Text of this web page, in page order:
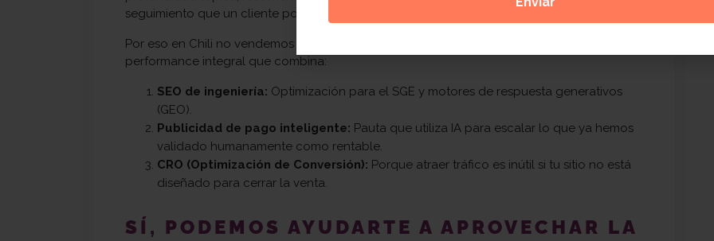
seguimiento que un cliente potencial tendría.
Por eso en Chili no vendemos paquetes de SEO genéricos; ofrecemos una estrategia de
performance integral que combina:
SEO de ingeniería: Optimización para el SGE y motores de respuesta generativos
(GEO).
Publicidad de pago inteligente: Pauta que utiliza IA para escalar lo que ya hemos
validado humanamente como rentable.
CRO (Optimización de Conversión): Porque atraer tráfico es inútil si tu sitio no está
diseñado para cerrar la venta.
SÍ, PODEMOS AYUDARTE A APROVECHAR LA